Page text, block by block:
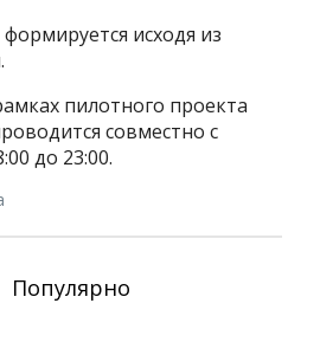
исходя из
пилотного проекта
совместно с
до 23:00.
Популярно